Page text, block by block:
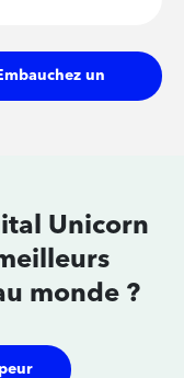
un
Unicorn
monde ?